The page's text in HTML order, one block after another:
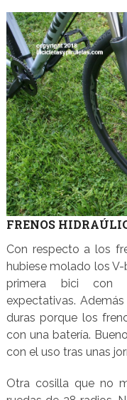
FRENOS
Con respecto a los
hubiese molado los
primera bici con
expectativas.
duras porque los
con una batería.
con el uso tras unas
Otra cosilla que no